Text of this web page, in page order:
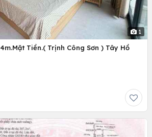
1
Bán 58m - 8 Tầng - 4m.Mặt Tiền.( Trịnh Công Sơn ) Tây Hồ